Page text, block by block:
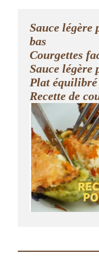
Sauce légère
bas
Courgettes
Sauce légère
Plat
Recette de